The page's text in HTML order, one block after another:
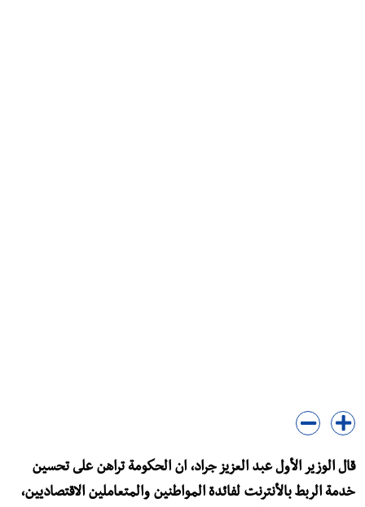
قال الوزير الأول عبد العزيز جراد، ان الحكومة تراهن على تحسين
خدمة الربط بالأنترنت لفائدة المواطنين والمتعاملين الاقتصاديين،